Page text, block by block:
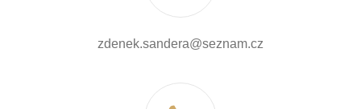
zdenek.sandera@seznam.cz